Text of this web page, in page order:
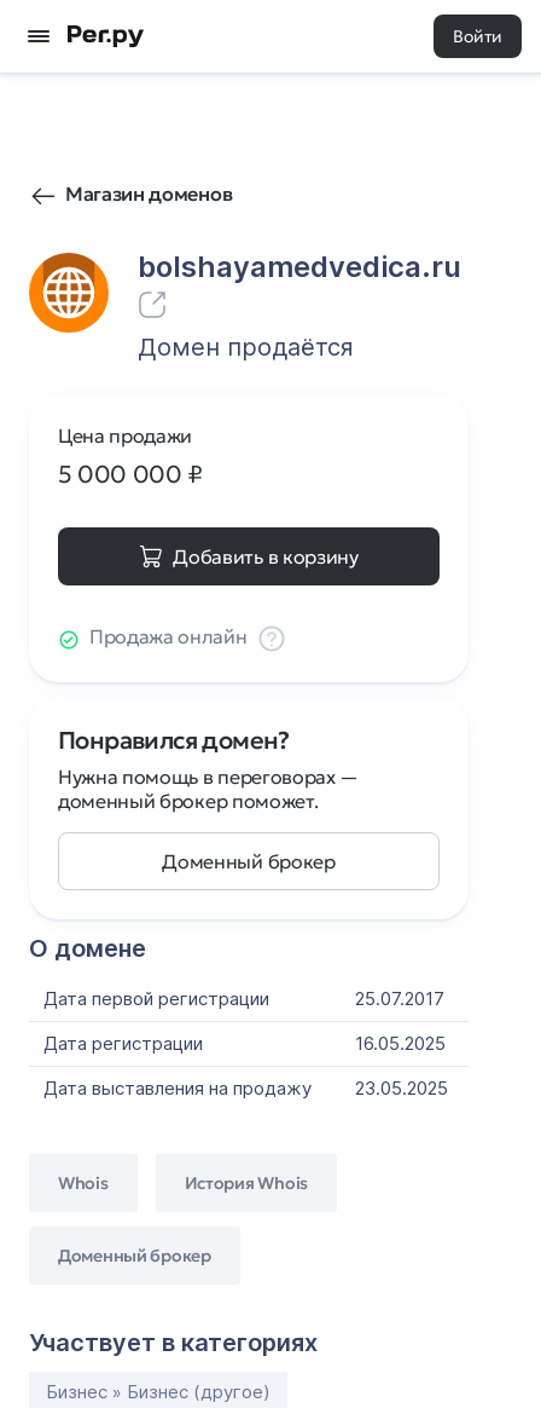
Войти
Магазин доменов
bolshayamedvedica.ru
26 0
Домен продаётся
О домене
Дата первой регистрации
25.07.2017
Дата регистрации
16.05.2025
Дата выставления на продажу
23.05.2025
Whois История Whois
Доменный брокер
Участвует в категориях
Бизнес » Бизнес (другое)
Цена продажи
5 000 000 ₽
Добавить в корзину
Продажа онлайн
Понравился домен?
Нужна помощь в переговорах —
доменный брокер поможет.
Доменный брокер